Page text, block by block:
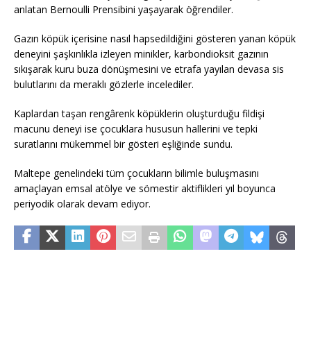
anlatan Bernoulli Prensibini yaşayarak öğrendiler.
Gazın köpük içerisine nasıl hapsedildiğini gösteren yanan köpük
deneyini şaşkınlıkla izleyen minikler, karbondioksit gazının
sıkışarak kuru buza dönüşmesini ve etrafa yayılan devasa sis
bulutlarını da meraklı gözlerle incelediler.
Kaplardan taşan rengârenk köpüklerin oluşturduğu fildişi
macunu deneyi ise çocuklara hususun hallerini ve tepki
suratlarını mükemmel bir gösteri eşliğinde sundu.
Maltepe genelindeki tüm çocukların bilimle buluşmasını
amaçlayan emsal atölye ve sömestir aktiflikleri yıl boyunca
periyodik olarak devam ediyor.